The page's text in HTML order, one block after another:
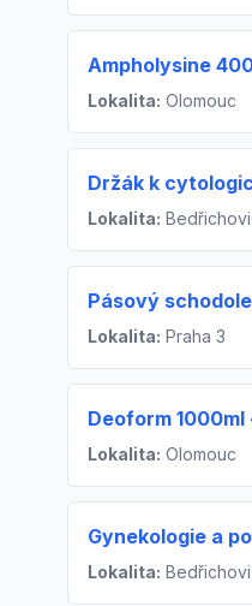
Ampholysine
Lokalita: Olomouc
Držák k
Lokalita:
Pásový
Lokalita: Praha 3
Deoform
Lokalita: Olomouc
Gynekologie a
Lokalita: